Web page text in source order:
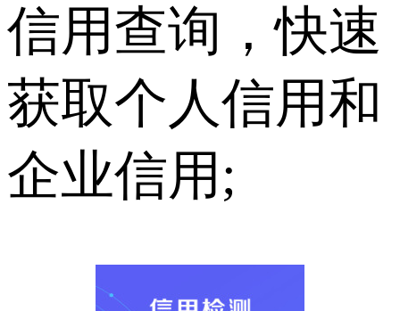
信用查询，快速
获取个人信用和
企业信用;